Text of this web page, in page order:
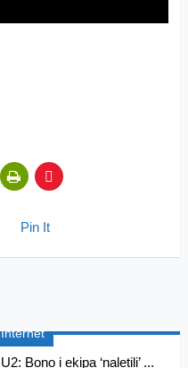
Pin It
Internet
U2: Bono i ekipa ‘naletili’ ...